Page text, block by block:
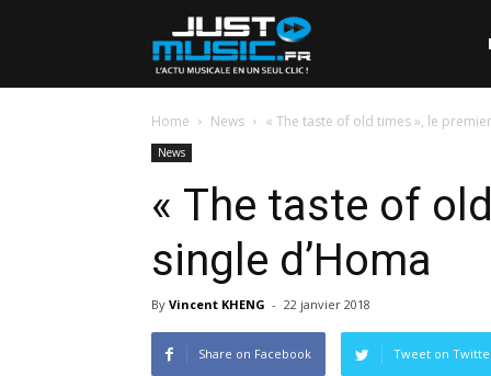
Home News « The taste of old times », le
News
« The taste of
single d’Homa
By Vincent KHENG - 22 janvier 2018
Share on Facebook Tweet on